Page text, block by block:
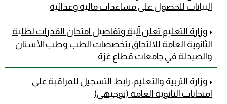
البيانات للحصول على مساعدات مالية وغذائية
وزارة التعليم تعلن آلية وتفاصيل امتحان القدرات لطلبة
الثانوية العامة للالتحاق بتخصصات الطب وطب الأسنان
والصيدلة في جامعات قطاع غزة
وزارة التربية والتعليم: رابط التسجيل للمراقبة على
امتحانات الثانوية العامة (توجيهي)